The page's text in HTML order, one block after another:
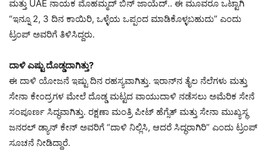
ಮತ್ತು UAE ನಾಯಕ ಮೊಹಮ್ಮದ್ ಬಿನ್ ಜಾಯೆದ್.. ಈ ಮೂವರೂ ಒಟ್ಟಾಗಿ
“ಇನ್ನೂ 2, 3 ದಿನ ಕಾಯಿರಿ, ಒಳ್ಳೆಯ ಒಪ್ಪಂದ ಮಾಡಿಕೊಳ್ಳಬಹುದು” ಎಂದು
ಟ್ರಂಪ್ ಅವರಿಗೆ ತಿಳಿಸಿದ್ದರು.
ದಾಳಿ ಎಷ್ಟು ದೊಡ್ಡದಾಗಿತ್ತು?
ಈ ದಾಳಿ ಯೋಜನೆ ಇಷ್ಟು ದಿನ ರಹಸ್ಯವಾಗಿತ್ತು. ಇರಾನ್‌ನ ತೈಲ ನೆಲೆಗಳು ಮತ್ತು
ಸೇನಾ ಕೇಂದ್ರಗಳ ಮೇಲೆ ದೊಡ್ಡ ಮಟ್ಟದ ವಾಯುದಾಳಿ ನಡೆಸಲು ಅಮೆರಿಕ ಸೇನೆ
ಸಂಪೂರ್ಣ ಸಿದ್ಧವಾಗಿತ್ತು. ರಕ್ಷಣಾ ಮಂತ್ರಿ ಪೀಟ್ ಹೆಗ್ಸೆತ್ ಮತ್ತು ಸೇನಾ ಮುಖ್ಯಸ್ಥ
ಜನರಲ್ ಡ್ಯಾನ್ ಕೇನ್ ಅವರಿಗೆ “ದಾಳಿ ನಿಲ್ಲಿಸಿ, ಆದರೆ ಸಿದ್ಧರಾಗಿರಿ” ಎಂದು ಟ್ರಂಪ್
ಸೂಚನೆ ನೀಡಿದ್ದಾರೆ.